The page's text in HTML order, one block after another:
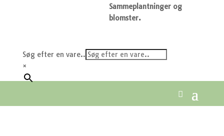
Sammeplantninger og
blomster.
Søg efter en vare..
×